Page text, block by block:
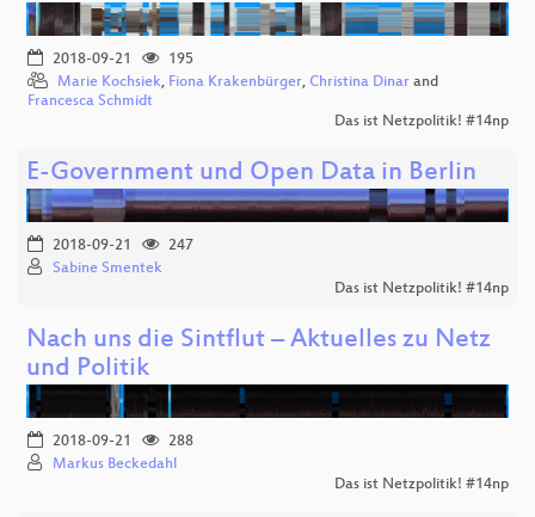
2018-09-21
195
Marie Kochsiek, Fiona Krakenbürger, Christina Dinar and
Francesca Schmidt
Das ist Netzpolitik! #14np
E-Government und Open Data in Berlin
2018-09-21
247
Sabine Smentek
Das ist Netzpolitik! #14np
Nach uns die Sintflut – Aktuelles zu Netz
und Politik
2018-09-21
288
Markus Beckedahl
Das ist Netzpolitik! #14np